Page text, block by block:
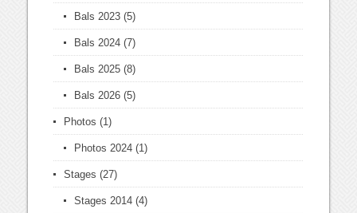
Bals 2023 (5)
Bals 2024 (7)
Bals 2025 (8)
Bals 2026 (5)
Photos (1)
Photos 2024 (1)
Stages (27)
Stages 2014 (4)